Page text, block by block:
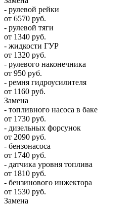
- рулевой рейки
от 6570 руб.
- рулевой тяги
от 1340 руб.
- жидкости ГУР
от 1320 руб.
- рулевого наконечника
от 950 руб.
- ремня гидроусилителя
от 1160 руб.
Замена
- топливного насоса в баке
от 1730 руб.
- дизельных форсунок
от 2090 руб.
- бензонасоса
от 1740 руб.
- датчика уровня топлива
от 1810 руб.
- бензинового инжектора
от 1530 руб.
Замена